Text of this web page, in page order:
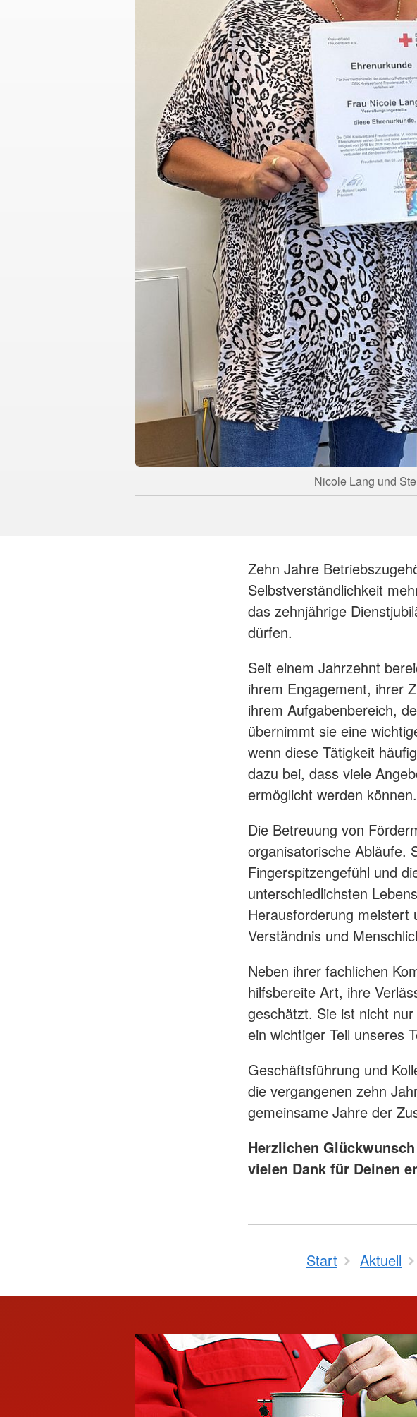
Nicole Lang und
Zehn Jahre
Selbstverständlichkeit
das zehnjährige
dürfen.
Seit einem Jahrzehnt
ihrem Engagement, ihrer
ihrem Aufgabenbereich,
übernimmt sie eine
wenn diese Tätigkeit
dazu bei, dass viele
ermöglicht werden können.
Die Betreuung von
organisatorische Abläufe.
Fingerspitzengefühl und
unterschiedlichsten
Herausforderung meistert
Verständnis und
Neben ihrer fachlichen
hilfsbereite Art, ihre
geschätzt. Sie ist nicht
ein wichtiger Teil unseres
Geschäftsführung und
die vergangenen zehn
gemeinsame Jahre der
Herzlichen
vielen Dank für Deinen
Start Aktuell